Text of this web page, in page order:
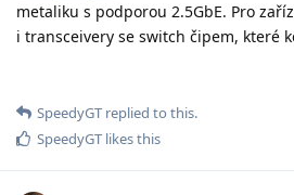
metaliku s podporou 2.5GbE. Pro
i transceivery se switch čipem, které
SpeedyGT replied to this.
SpeedyGT likes this